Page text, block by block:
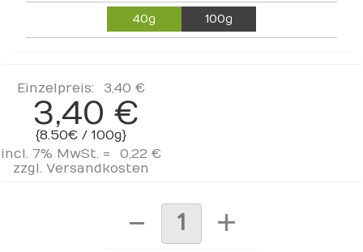
40g 100g
Einzelpreis: 3,40 €
3,40 €
{8.50€ / 100g}
incl. 7% MwSt. =
0,22 €
zzgl. Versandkosten